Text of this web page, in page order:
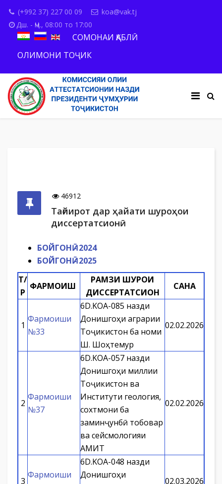
(+992 37) 227 00 09
koa@vak.tj
Дш. - Ҷм., 08:00 то 17:00
СОМОНАИ ҚАБЛӢ
ОЛИМОНИ ТОҶИК
46912
Тағйирот дар ҳайати шуроҳои
диссертатсионӣ
БОЙГОНӢ - 2024
БОЙГОНӢ - 2025
Т/
Р
ФАРМОИШ
РАМЗИ ШУРОИ
ДИССЕРТАТСИОНӢ
САНА
1
Фармоиши
№33
6D.KOA-085 назди
Донишгоҳи аграрии
Тоҷикистон ба номи
Ш. Шоҳтемур
02.02.2026
2
Фармоиши
№37
6D.KOA-057 назди
Донишгоҳи миллии
Тоҷикистон ва
Институти геология,
сохтмони ба
заминҷунбӣ тобовар
ва сейсмологияи
АМИТ
02.02.2026
3
Фармоиши
6D.KOA-048 назди
Донишгоҳи
02.03.2026